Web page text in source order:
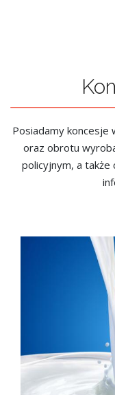
Posiadamy koncesje
oraz obrotu
policyjnym, a